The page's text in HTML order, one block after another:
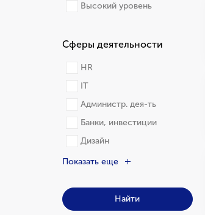
Высокий уровень
Сферы деятельности
HR
IT
Администр. дея-ть
Банки, инвестиции
Дизайн
Показать еще
Найти